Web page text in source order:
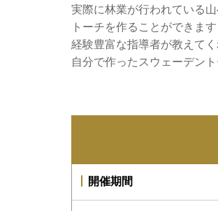
実際に林業が行われている
トーチを作ることができます
経験豊富な指導者が教えて
自分で作ったスウェーデン
開催期間